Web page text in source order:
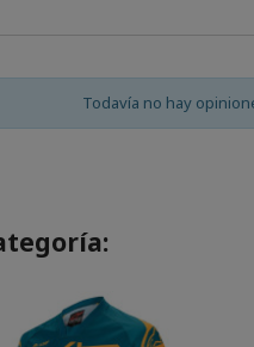
Todavía no hay